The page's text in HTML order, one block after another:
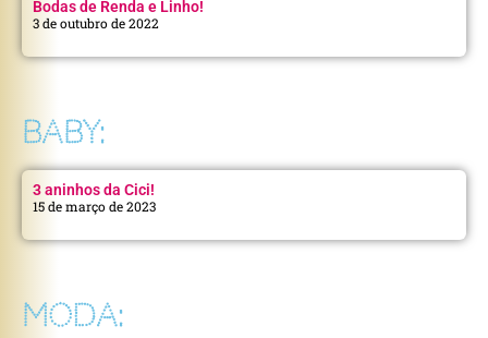
Bodas de Renda e Linho!
3 de outubro de 2022
BABY:
3 aninhos da Cici!
15 de março de 2023
MODA: